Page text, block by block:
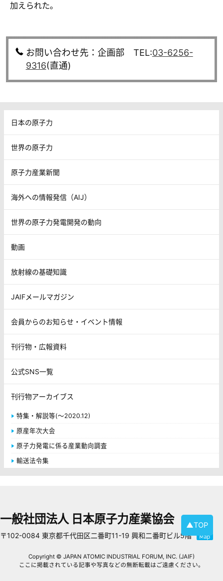
加えられた。
お問い合わせ先：企画部 TEL:03-6256-
9316(直通)
日本の原子力
世界の原子力
原子力産業新聞
海外への情報発信（AIJ）
世界の原子力発電開発の動向
動画
放射線の基礎知識
JAIFメールマガジン
会員からのお知らせ・イベント情報
刊行物・広報資料
公式SNS一覧
刊行物アーカイブス
特集・解説等(～2020.12)
原産年次大会
原子力発電に係る産業動向調査
輸送法令集
▲TOP
一般社団法人 日本原子力産業協会
〒102-0084 東京都千代田区二番町11-19 興和二番町ビル5階
Copyright © JAPAN ATOMIC INDUSTRIAL FORUM, INC. (JAIF)
ここに掲載されている記事や写真などの無断転載はご遠慮ください。